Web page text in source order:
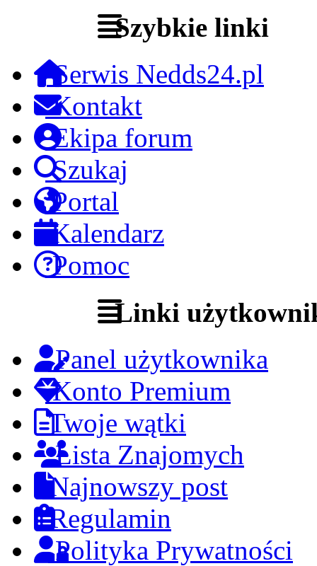
Szybkie linki
Serwis Nedds24.pl
Kontakt
Ekipa forum
Szukaj
Portal
Kalendarz
Pomoc
Linki
Panel użytkownika
Konto Premium
Twoje wątki
Lista Znajomych
Najnowszy post
Regulamin
Polityka Prywatności